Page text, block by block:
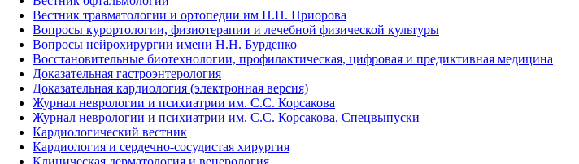
Вестник травматологии и ортопедии им Н.Н. Приорова
Вопросы курортологии, физиотерапии и лечебной физической культуры
Вопросы нейрохирургии имени Н.Н. Бурденко
Восстановительные биотехнологии, профилактическая, цифровая и предиктивная медицина
Доказательная гастроэнтерология
Доказательная кардиология (электронная версия)
Журнал неврологии и психиатрии им. С.С. Корсакова
Журнал неврологии и психиатрии им. С.С. Корсакова. Спецвыпуски
Кардиологический вестник
Кардиология и сердечно-сосудистая хирургия
Клиническая дерматология и венерология